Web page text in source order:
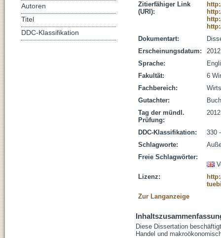
Zitierfähiger Link
(URI):
Dokumentart:
Erscheinungsdatum:
2012
Sprache:
Fakultät:
6
Fachbereich:
Gutachter:
Tag der mündl.
Prüfung:
DDC-Klassifikation:
330
Schlagworte:
Freie Schlagwörter:
Lizenz:
Zur Langanzeige
Diese Dissertation
Handel und
Autoren
Titel
DDC-Klassifikation